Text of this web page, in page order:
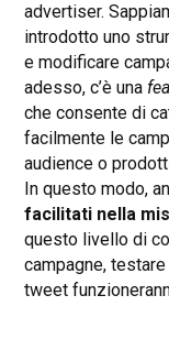
advertiser.
introdotto uno
e modificare
adesso, c’è una
che consente di
facilmente le
audience o
In questo modo,
facilitati nella
questo livello di
campagne,
tweet